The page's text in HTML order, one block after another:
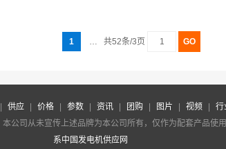
1 … 共52条/3页
供应 价格 参数 资讯 团购 图片 视频 行
公司从未宣传上述品牌为本公司所有，仅作为配套产品
系中国发电机供应网